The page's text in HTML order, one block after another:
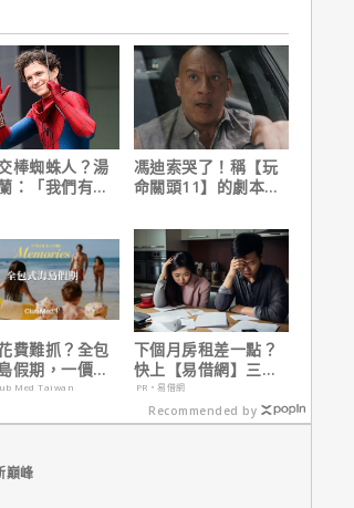
棒蜘蛛人？湯
：「我們有一
馮迪索哭了！稱【玩
命關頭11】的劇本是
費難抓？全包
假期，一價搞
玩樂，省錢更
Med Taiwan
下個月房租差一點？
快上【易借網】三分
鐘解決燃眉之急
PR・易借網
Recommended by
巔峰